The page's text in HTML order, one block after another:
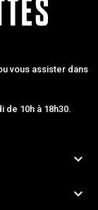
vous assister dans
de 10h à 18h30.

